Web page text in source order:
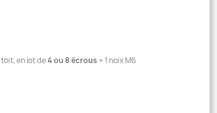
en lot de4 ou 8 écrous + 1 noix M6